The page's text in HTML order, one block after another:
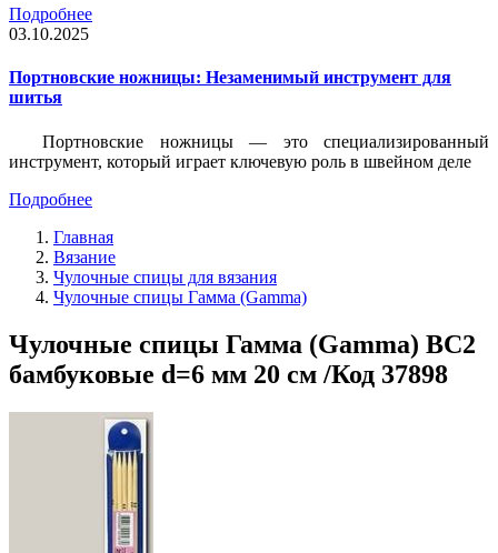
Подробнее
03.10.2025
Портновские ножницы: Незаменимый инструмент для
шитья
Портновские ножницы — это специализированный
инструмент, который играет ключевую роль в швейном деле
Подробнее
Главная
Вязание
Чулочные спицы для вязания
Чулочные спицы Гамма (Gamma)
Чулочные спицы Гамма (Gamma) BC2
бамбуковые d=6 мм 20 см /Код 37898